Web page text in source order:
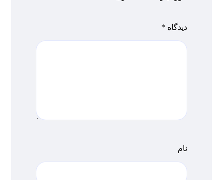
دیدگاه *
نام